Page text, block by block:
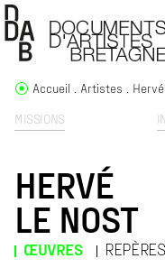
MISSIONS
Accueil Artistes
HERVÉ
LE NOST
ŒUVRES REPÈRES